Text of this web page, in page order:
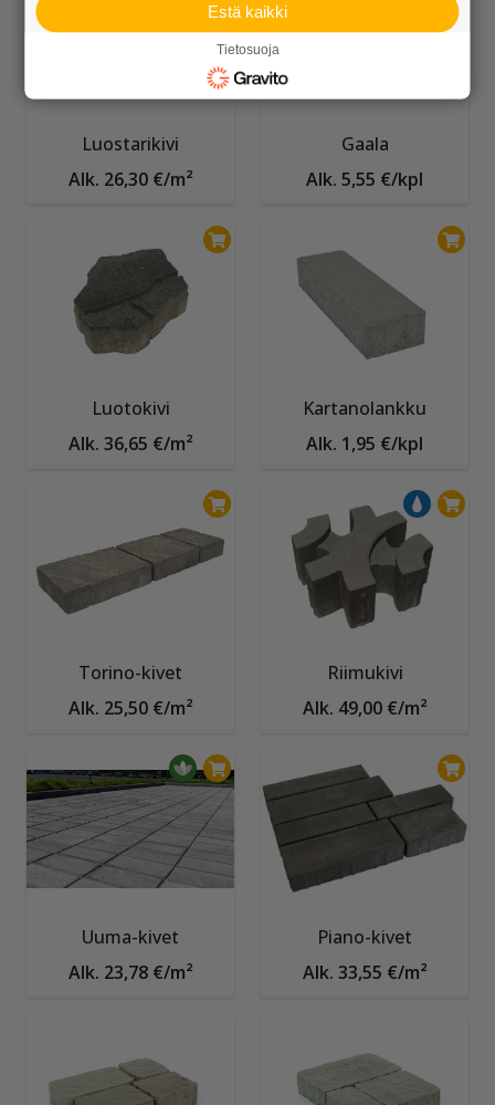
Luostarikivi
Alk. 26,30 €/m²
Gaala
Alk. 5,55 €/kpl
Luotokivi
Alk. 36,65 €/m²
Kartanolankku
Alk. 1,95 €/kpl
Torino-kivet
Alk. 25,50 €/m²
Riimukivi
Alk. 49,00 €/m²
Uuma-kivet
Alk. 23,78 €/m²
Piano-kivet
Alk. 33,55 €/m²
Estä kaikki
Tietosuoja